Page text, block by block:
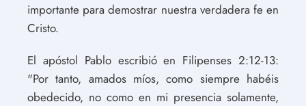
importante para demostrar nuestra verdadera fe en
Cristo.
El apóstol Pablo escribió en Filipenses 2:12-13:
"Por tanto, amados míos, como siempre habéis
obedecido, no como en mi presencia solamente,